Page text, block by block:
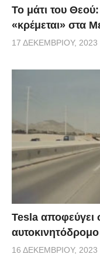
Το μάτι του
«κρέμεται» στα
17 ΔΕΚΕΜΒΡΊΟΥ, 2023
Tesla αποφεύγει
16 ΔΕΚΕΜΒΡΊΟΥ, 2023